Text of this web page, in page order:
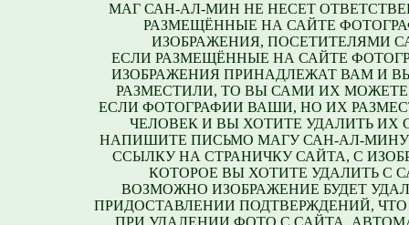
МАГ САН-АЛ-МИН НЕ НЕСЕТ
РАЗМЕЩЁННЫЕ НА САЙТЕ
ИЗОБРАЖЕНИЯ, ПОСЕТИТЕЛЯМИ
ЕСЛИ РАЗМЕЩЁННЫЕ НА САЙТЕ
ИЗОБРАЖЕНИЯ ПРИНАДЛЕЖАТ ВАМ И
РАЗМЕСТИЛИ, ТО ВЫ САМИ ИХ МОЖЕТЕ
ЕСЛИ ФОТОГРАФИИ ВАШИ, НО ИХ
ЧЕЛОВЕК И ВЫ ХОТИТЕ УДАЛИТЬ ИХ
НАПИШИТЕ ПИСЬМО МАГУ САН-АЛ-
ССЫЛКУ НА СТРАНИЧКУ САЙТА, С
КОТОРОЕ ВЫ ХОТИТЕ УДАЛИТЬ С
ВОЗМОЖНО ИЗОБРАЖЕНИЕ БУДЕТ
ПРИДОСТАВЛЕНИИ ПОДТВЕРЖДЕНИЙ,